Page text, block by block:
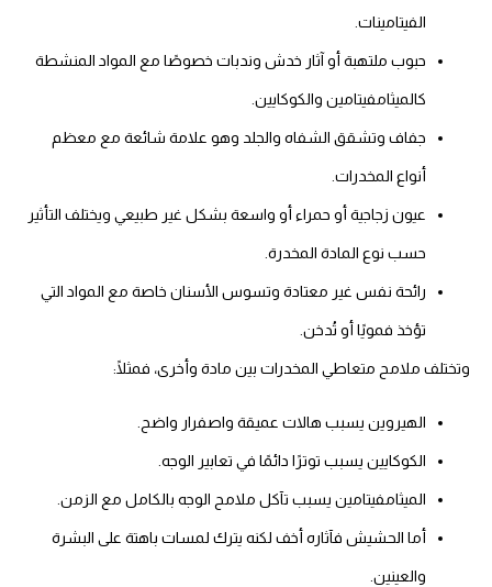
الفيتامينات.
حبوب ملتهبة أو آثار خدش وندبات خصوصًا مع المواد المنشطة
كالميثامفيتامين والكوكايين.
جفاف وتشقق الشفاه والجلد وهو علامة شائعة مع معظم
أنواع المخدرات.
عيون زجاجية أو حمراء أو واسعة بشكل غير طبيعي ويختلف التأثير
حسب نوع المادة المخدرة.
رائحة نفس غير معتادة وتسوس الأسنان خاصة مع المواد التي
تؤخذ فمويًا أو تُدخن.
ملامح متعاطي المخدرات بين مادة وأخرى، فمثلًا:
الهيروين يسبب هالات عميقة واصفرار واضح.
الكوكايين يسبب توترًا دائمًا في تعابير الوجه.
الميثامفيتامين يسبب تآكل ملامح الوجه بالكامل مع الزمن.
أما الحشيش فآثاره أخف لكنه يترك لمسات باهتة على البشرة
والعينين.